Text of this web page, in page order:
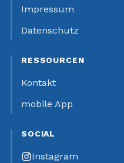
Impressum
Datenschutz
RESSOURCEN
Kontakt
mobile App
SOCIAL
Instagram